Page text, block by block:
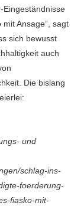
Eingeständnisse
Ansage“, sagt
sich bewusst
auch
Die bislang
und
schlag-ins-
foerderung-
fiasko-mit-